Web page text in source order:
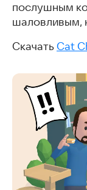
послушным
шаловливым,
Скачать Cat